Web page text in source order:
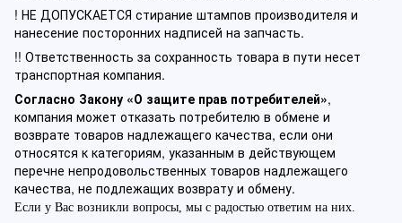
! НЕ ДОПУСКАЕТСЯ стирание штампов производителя и
нанесение посторонних надписей на запчасть.
!! Ответственность за сохранность товара в пути несет
транспортная компания.
Согласно Закону «О защите прав потребителей»,
компания может отказать потребителю в обмене и
возврате товаров надлежащего качества, если они
относятся к категориям, указанным в действующем
перечне непродовольственных товаров надлежащего
качества, не подлежащих возврату и обмену.
Если у Вас возникли вопросы, мы с радостью ответим на них.